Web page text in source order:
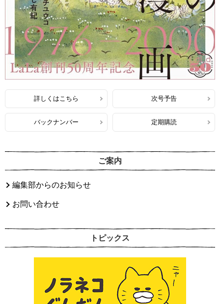
詳しくはこちら 次号予告
バックナンバー 定期購読
ご案内
編集部からのお知らせ
お問い合わせ
トピックス